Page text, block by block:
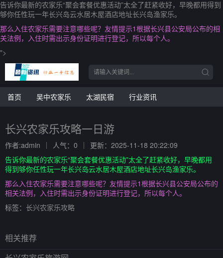
告诉你最新的农家乐“聚会套餐优惠活动”太全了赶紧收好，早晚都用得到
够你任性玩一年长兴岛云水居木屋酒店地址长兴岛渔家乐。
那么入住农家乐需要注意哪些呢？友情提示1根据长兴县公安局公布的相
关法例，入住时需出示身份证明进行登记，所以每个人。
">
首页 吴中农家乐 太湖民宿 行业资讯
长兴农家乐攻略一日游
作者:admin 人气：0
更新：2025-11-18 20:22:09
告诉你最新的农家乐“聚会套餐优惠活动”太全了赶紧收好，早晚都用
得到够你任性玩一年长兴岛云水居木屋酒店地址长兴岛渔家乐。
那么入住农家乐需要注意哪些呢？友情提示1根据长兴县公安局公布的
相关法例，入住时需出示身份证明进行登记，所以每个人。
标签： 长兴农家乐攻略
相关推荐